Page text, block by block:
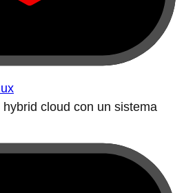
cloud con un sistema